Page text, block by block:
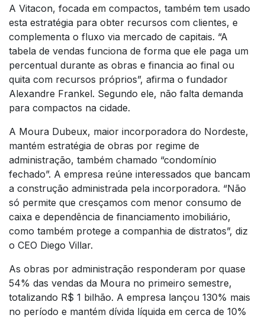
A Vitacon, focada em compactos, também tem usado
esta estratégia para obter recursos com clientes, e
complementa o fluxo via mercado de capitais. “A
tabela de vendas funciona de forma que ele paga um
percentual durante as obras e financia ao final ou
quita com recursos próprios”, afirma o fundador
Alexandre Frankel. Segundo ele, não falta demanda
para compactos na cidade.
A Moura Dubeux, maior incorporadora do Nordeste,
mantém estratégia de obras por regime de
administração, também chamado “condomínio
fechado”. A empresa reúne interessados que bancam
a construção administrada pela incorporadora. “Não
só permite que cresçamos com menor consumo de
caixa e dependência de financiamento imobiliário,
como também protege a companhia de distratos”, diz
o CEO Diego Villar.
As obras por administração responderam por quase
54% das vendas da Moura no primeiro semestre,
totalizando R$ 1 bilhão. A empresa lançou 130% mais
no período e mantém dívida líquida em cerca de 10%